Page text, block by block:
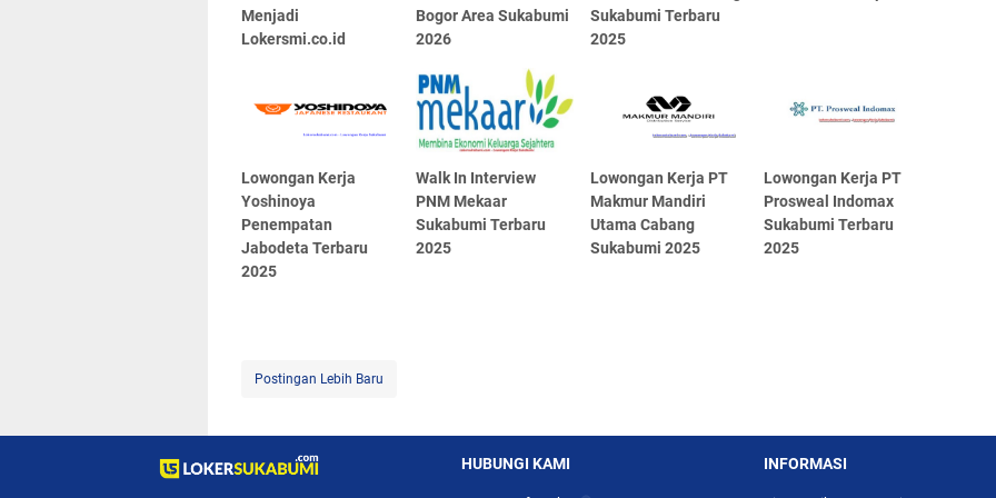
Menjadi
Lokersmi.co.id
Bogor Area Sukabumi
2026
Sukabumi Terbaru
2025
Lowongan Kerja
Yoshinoya
Penempatan
Jabodeta Terbaru
2025
Walk In Interview
PNM Mekaar
Sukabumi Terbaru
2025
Lowongan Kerja PT
Makmur Mandiri
Utama Cabang
Sukabumi 2025
Lowongan Kerja PT
Prosweal Indomax
Sukabumi Terbaru
2025
Postingan Lebih Baru
HUBUNGI KAMI INFORMASI